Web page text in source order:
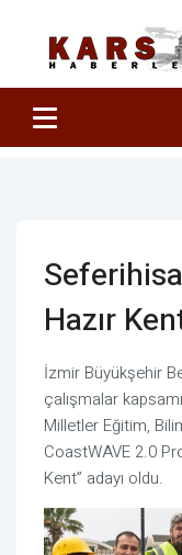
Hazır
İzmir Büyükşehir
çalışmalar
Milletler Eğitim,
CoastWAVE 2.0
Kent” adayı oldu.